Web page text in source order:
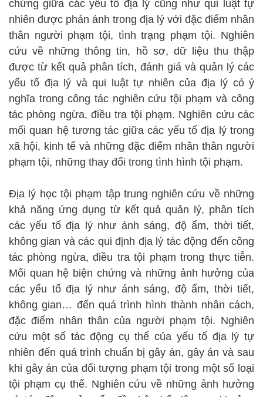
chứng giữa các yếu tố địa lý cũng như qui luật tự
nhiên được phản ánh trong địa lý với đặc điểm nhân
thân người phạm tội, tình trạng phạm tội. Nghiên
cứu về những thông tin, hồ sơ, dữ liệu thu thập
được từ kết quả phân tích, đánh giá và quản lý các
yếu tố địa lý và qui luật tự nhiên của địa lý có ý
nghĩa trong công tác nghiên cứu tội phạm và công
tác phòng ngừa, điều tra tội phạm. Nghiên cứu các
mối quan hệ tương tác giữa các yếu tố địa lý trong
xã hội, kinh tế và những đặc điểm nhân thân người
phạm tội, những thay đổi trong tình hình tội phạm.
Địa lý học tội phạm tập trung nghiên cứu về những
khả năng ứng dụng từ kết quả quản lý, phân tích
các yếu tố địa lý như ánh sáng, độ ẩm, thời tiết,
không gian và các qui định địa lý tác động đến công
tác phòng ngừa, điều tra tội phạm trong thực tiễn.
Mối quan hệ biện chứng và những ảnh hưởng của
các yếu tố địa lý như ánh sáng, độ ẩm, thời tiết,
không gian… đến quá trình hình thành nhân cách,
đặc điểm nhân thân của người phạm tội. Nghiên
cứu một số tác động cụ thể của yếu tố địa lý tự
nhiên đến quá trình chuẩn bị gây án, gây án và sau
khi gây án của đối tượng phạm tội trong một số loại
tội phạm cụ thể. Nghiên cứu về những ảnh hưởng